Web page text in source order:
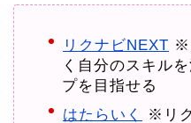
リクナビNEXT ※
く自分のスキル
プを目指せる
はたらいく
※リ